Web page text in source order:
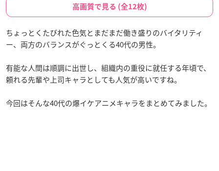
高画質で見る (全12枚)
ちょっとくたびれた色気とまだまだ働き盛りのバイタリティ
ー、両方のバランスがぐっとくる40代の男性。
有能な人間は順調に出世し、組織内の重役に就任する年頃で、
頼れる先輩や上司キャラとしても人気が高いですね。
今回はそんな40代の爆イケアニメキャラをまとめてみました。